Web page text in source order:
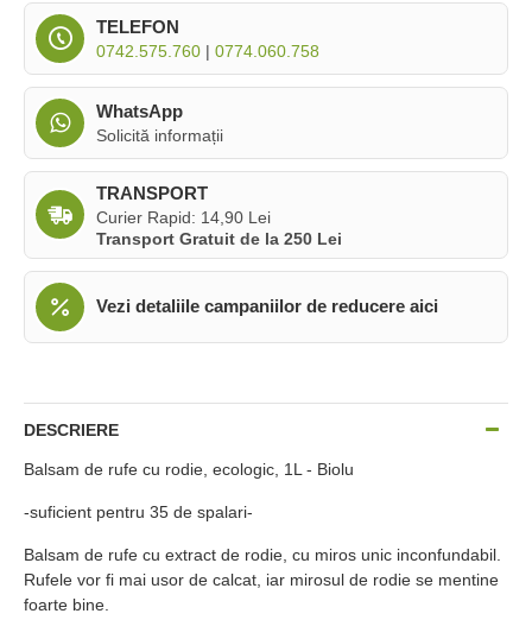
TELEFON
0742.575.760 | 0774.060.758
WhatsApp
Solicită informații
TRANSPORT
Curier Rapid: 14,90 Lei
Transport Gratuit de la 250 Lei
Vezi detaliile campaniilor de reducere aici
DESCRIERE
Balsam de rufe cu rodie, ecologic, 1L - Biolu
-suficient pentru 35 de spalari-
Balsam de rufe cu extract de rodie, cu miros unic inconfundabil.
Rufele vor fi mai usor de calcat, iar mirosul de rodie se mentine
foarte bine.